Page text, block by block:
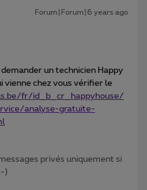
Forum|Forum|6 years ago
un technicien Happy
vienne chez vous vérifier le
fr/id_b_cr_happyhouse/
analyse-gratuite-
privés uniquement si
)